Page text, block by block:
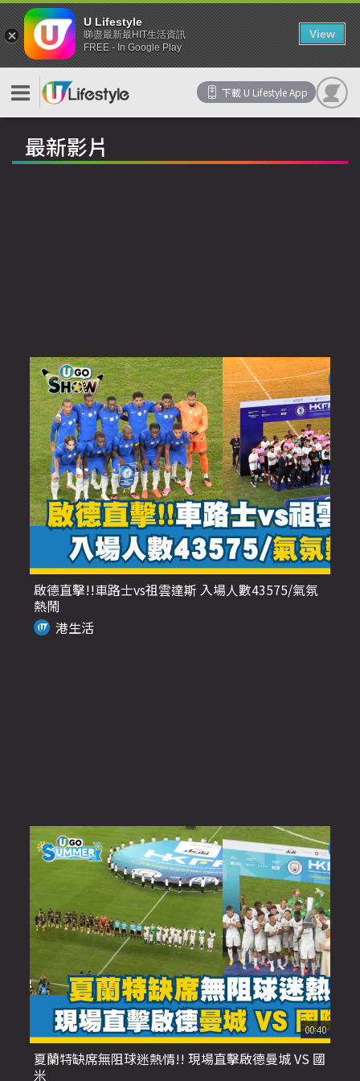
下載 U Lifestyle App
最新影片
啟德直擊!!車路士vs祖雲達斯 入場人數43575/氣氛
熱鬧
港生活
00:40
夏蘭特缺席無阻球迷熱情!! 現場直擊啟德曼城 VS 國
米
U Lifestyle
睇盡最新最HIT生活資訊
FREE - In Google Play
View